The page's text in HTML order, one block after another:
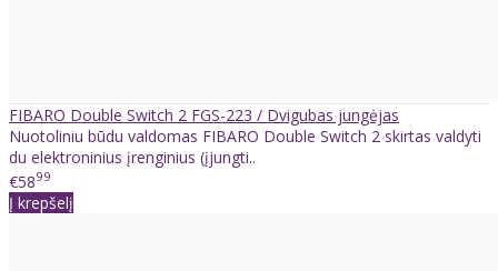
FIBARO Double Switch 2 FGS-223 / Dvigubas jungėjas
Nuotoliniu būdu valdomas FIBARO Double Switch 2 skirtas valdyti
du elektroninius įrenginius (įjungti..
€5899
Į krepšelį